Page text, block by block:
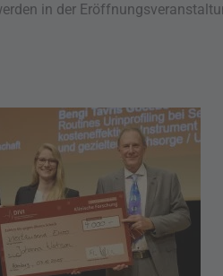
in der